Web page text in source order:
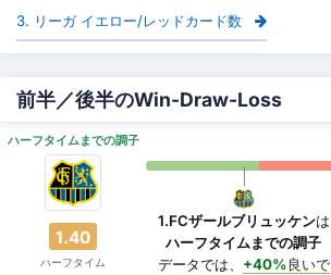
3. リーガ イエロー/レッドカード数
前半／後半のWin-Draw-Loss
ハーフタイムまでの調子
1.40
ハーフタイム
1.FCザールブリュッケンは
ハーフタイムまでの調子
データでは、 +40%良いで